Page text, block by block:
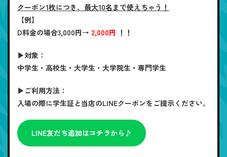
クーポン1枚につき、最大10名まで使えちゃう！
【例】
D料金の場合3,000円→ 2,000円 ！！
▶対象：
中学生・高校生・大学生・大学院生・専門学生
▶ご利用方法：
入場の際に学生証と当店のLINEクーポンをご提示ください。
LINE友だち追加はコチラから♪